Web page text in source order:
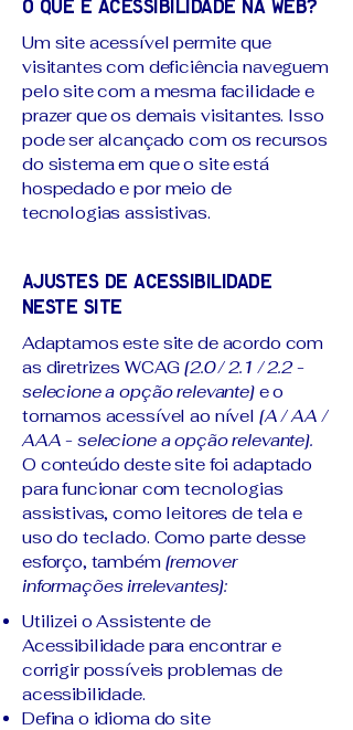
O que é acessibilidade na web?
Um site acessível permite que
visitantes com deficiência naveguem
pelo site com a mesma facilidade e
prazer que os demais visitantes. Isso
pode ser alcançado com os recursos
do sistema em que o site está
hospedado e por meio de
tecnologias assistivas.
Ajustes de acessibilidade
neste site
Adaptamos este site de acordo com
as diretrizes WCAG[2.0 / 2.1 / 2.2 -
selecione a opção relevante]e o
tornamos acessível ao nível [A / AA /
AAA - selecione a opção relevante].
O conteúdo deste site foi adaptado
para funcionar com tecnologias
assistivas, como leitores de tela e
uso do teclado. Como parte desse
esforço, também [remover
informações irrelevantes]:
Utilizei o Assistente de
Acessibilidade para encontrar e
corrigir possíveis problemas de
acessibilidade.
Defina o idioma do site